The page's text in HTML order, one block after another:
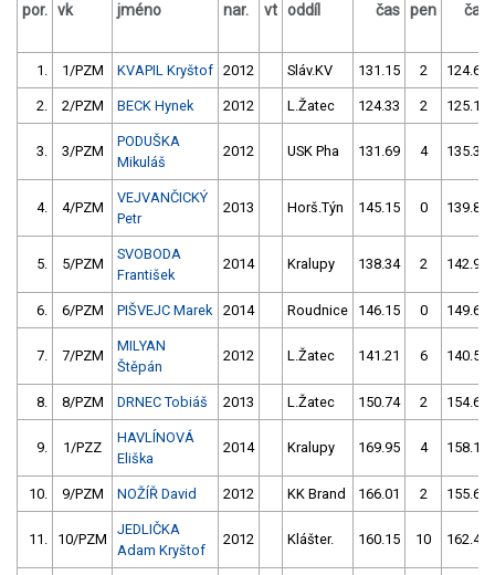
por. vk jméno nar. vt oddíl čas pen čas
1. 1/PZM KVAPIL Kryštof 2012 Sláv.KV 131.15 2 124.61
2. 2/PZM BECK Hynek 2012 L.Žatec 124.33 2 125.17
3. 3/PZM
PODUŠKA
Mikuláš
2012 USK Pha 131.69 4 135.38
4. 4/PZM
VEJVANČICKÝ
Petr
2013 Horš.Týn 145.15 0 139.86
5. 5/PZM
SVOBODA
František
2014 Kralupy 138.34 2 142.99
6. 6/PZM PIŠVEJC Marek 2014 Roudnice 146.15 0 149.63
7. 7/PZM
MILYAN
Štěpán
2012 L.Žatec 141.21 6 140.53
8. 8/PZM DRNEC Tobiáš 2013 L.Žatec 150.74 2 154.64
9. 1/PZZ
HAVLÍNOVÁ
Eliška
2014 Kralupy 169.95 4 158.11
10. 9/PZM NOŽÍŘ David 2012 KK Brand 166.01 2 155.64
11. 10/PZM
JEDLIČKA
Adam Kryštof
2012 Klášter. 160.15 10 162.45